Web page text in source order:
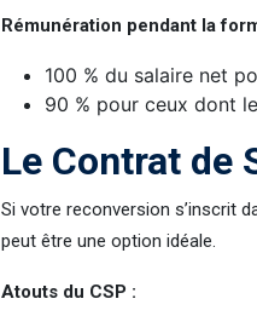
Rémunération pendant la
100 % du salaire net
90 % pour ceux dont
Le Contrat de
Si votre reconversion s’inscrit
peut être une option idéale.
Atouts du CSP :